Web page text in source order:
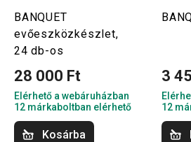
BANQUET
evőeszközkészlet,
24 db-os
28 000 Ft
Elérhető a webáruházban
12 márkaboltban elérhető
Kosárba
3
12